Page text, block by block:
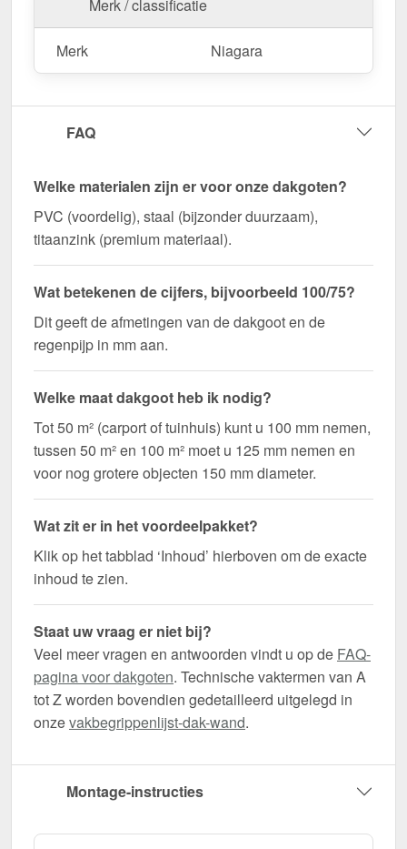
Merk / classificatie
Merk Niagara
FAQ
Welke materialen zijn er voor onze dakgoten?
PVC (voordelig), staal (bijzonder duurzaam),
titaanzink (premium materiaal).
Wat betekenen de cijfers, bijvoorbeeld 100/75?
Dit geeft de afmetingen van de dakgoot en de
regenpijp in mm aan.
Welke maat dakgoot heb ik nodig?
Tot 50 m² (carport of tuinhuis) kunt u 100 mm nemen,
tussen 50 m² en 100 m² moet u 125 mm nemen en
voor nog grotere objecten 150 mm diameter.
Wat zit er in het voordeelpakket?
Klik op het tabblad ‘Inhoud’ hierboven om de exacte
inhoud te zien.
Staat uw vraag er niet bij?
Veel meer vragen en antwoorden vindt u op de FAQ-
pagina voor dakgoten. Technische vaktermen van A
tot Z worden bovendien gedetailleerd uitgelegd in
onzevakbegrippenlijst-dak-wand.
Montage-instructies